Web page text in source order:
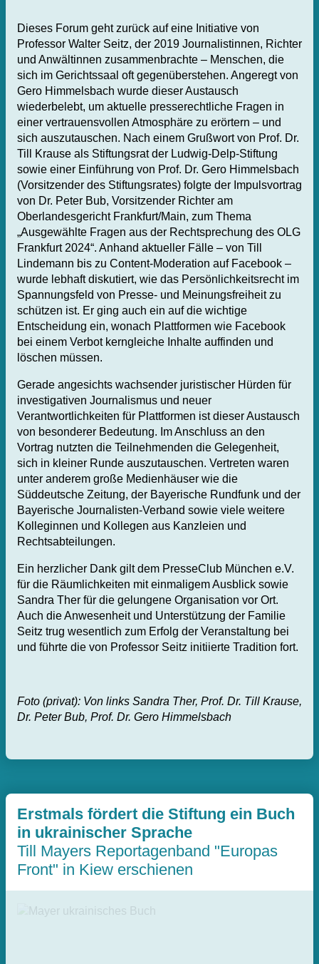
Dieses Forum geht zurück auf eine Initiative von
Professor Walter Seitz, der 2019 Journalistinnen, Richter
und Anwältinnen zusammenbrachte – Menschen, die
sich im Gerichtssaal oft gegenüberstehen. Angeregt von
Gero Himmelsbach wurde dieser Austausch
wiederbelebt, um aktuelle presserechtliche Fragen in
einer vertrauensvollen Atmosphäre zu erörtern – und
sich auszutauschen. Nach einem Grußwort von Prof. Dr.
Till Krause als Stiftungsrat der Ludwig-Delp-Stiftung
sowie einer Einführung von Prof. Dr. Gero Himmelsbach
(Vorsitzender des Stiftungsrates) folgte der Impulsvortrag
von Dr. Peter Bub, Vorsitzender Richter am
Oberlandesgericht Frankfurt/Main, zum Thema
„Ausgewählte Fragen aus der Rechtsprechung des OLG
Frankfurt 2024“. Anhand aktueller Fälle – von Till
Lindemann bis zu Content-Moderation auf Facebook –
wurde lebhaft diskutiert, wie das Persönlichkeitsrecht im
Spannungsfeld von Presse- und Meinungsfreiheit zu
schützen ist. Er ging auch ein auf die wichtige
Entscheidung ein, wonach Plattformen wie Facebook
bei einem Verbot kerngleiche Inhalte auffinden und
löschen müssen.
Gerade angesichts wachsender juristischer Hürden für
investigativen Journalismus und neuer
Verantwortlichkeiten für Plattformen ist dieser Austausch
von besonderer Bedeutung. Im Anschluss an den
Vortrag nutzten die Teilnehmenden die Gelegenheit,
sich in kleiner Runde auszutauschen. Vertreten waren
unter anderem große Medienhäuser wie die
Süddeutsche Zeitung, der Bayerische Rundfunk und der
Bayerische Journalisten-Verband sowie viele weitere
Kolleginnen und Kollegen aus Kanzleien und
Rechtsabteilungen.
Ein herzlicher Dank gilt dem PresseClub München e.V.
für die Räumlichkeiten mit einmaligem Ausblick sowie
Sandra Ther für die gelungene Organisation vor Ort.
Auch die Anwesenheit und Unterstützung der Familie
Seitz trug wesentlich zum Erfolg der Veranstaltung bei
und führte die von Professor Seitz initiierte Tradition fort.
Foto (privat): Von links Sandra Ther, Prof. Dr. Till Krause,
Dr. Peter Bub, Prof. Dr. Gero Himmelsbach
Erstmals fördert die Stiftung ein Buch
in ukrainischer Sprache
Till Mayers Reportagenband "Europas
Front" in Kiew erschienen